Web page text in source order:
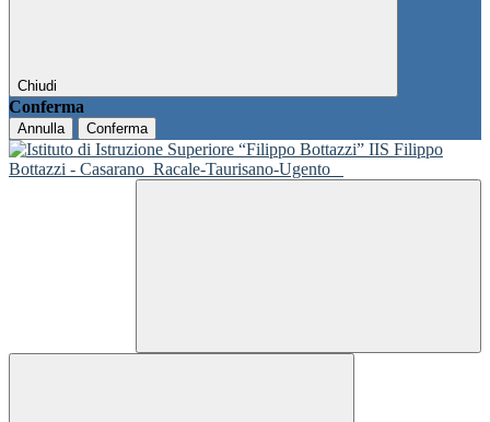
Chiudi
Conferma
Annulla Conferma
IIS Filippo
Bottazzi - Casarano Racale-Taurisano-Ugento